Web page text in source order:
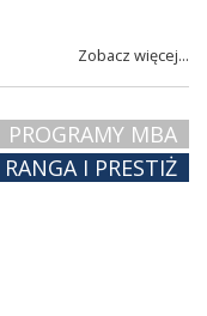
Zobacz więcej...
PROGRAMY MBA
RANGA I PRESTIŻ